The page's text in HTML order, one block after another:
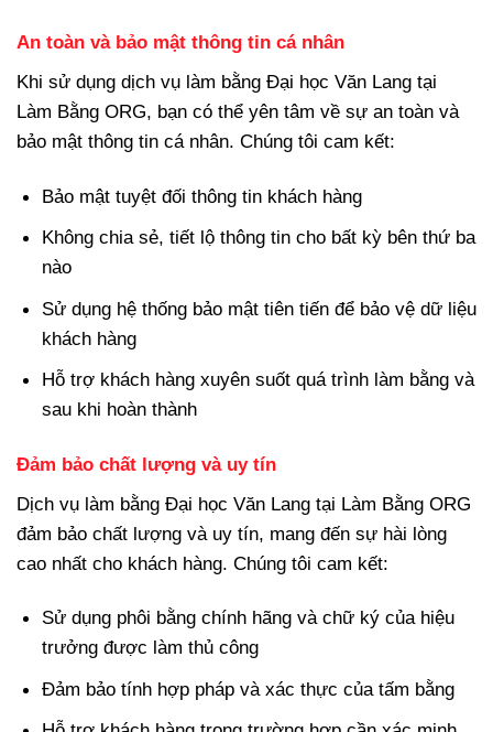
An toàn và bảo mật thông tin cá nhân
Khi sử dụng dịch vụ làm bằng Đại học Văn Lang tại
Làm Bằng ORG, bạn có thể yên tâm về sự an toàn và
bảo mật thông tin cá nhân. Chúng tôi cam kết:
Bảo mật tuyệt đối thông tin khách hàng
Không chia sẻ, tiết lộ thông tin cho bất kỳ bên thứ ba
nào
Sử dụng hệ thống bảo mật tiên tiến để bảo vệ dữ liệu
khách hàng
Hỗ trợ khách hàng xuyên suốt quá trình làm bằng và
sau khi hoàn thành
Đảm bảo chất lượng và uy tín
Dịch vụ làm bằng Đại học Văn Lang tại Làm Bằng ORG
đảm bảo chất lượng và uy tín, mang đến sự hài lòng
cao nhất cho khách hàng. Chúng tôi cam kết:
Sử dụng phôi bằng chính hãng và chữ ký của hiệu
trưởng được làm thủ công
Đảm bảo tính hợp pháp và xác thực của tấm bằng